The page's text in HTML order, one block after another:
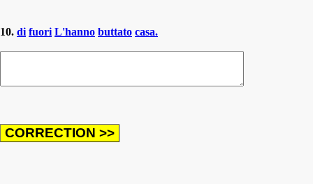
10. di fuori L'hanno buttato casa.